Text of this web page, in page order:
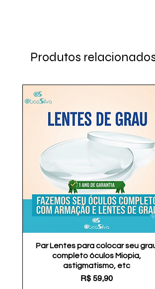
Produtos
Visualização rápida
Par Lentes para colocar seu
completo óculos Miopia,
astigmatismo, etc
Preço
R$ 59,90